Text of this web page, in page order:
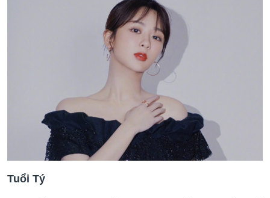
Tuổi Tý